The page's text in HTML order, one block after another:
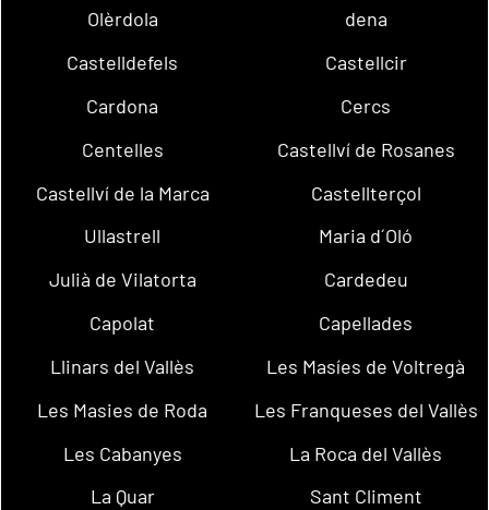
Olèrdola
dena
Castelldefels
Castellcir
Cardona
Cercs
Centelles
Castellví de Rosanes
Castellví de la Marca
Castellterçol
Ullastrell
Maria d´Oló
Julià de Vilatorta
Cardedeu
Capolat
Capellades
Llinars del Vallès
Les Masíes de Voltregà
Les Masies de Roda
Les Franqueses del Vallès
Les Cabanyes
La Roca del Vallès
La Quar
Sant Climent